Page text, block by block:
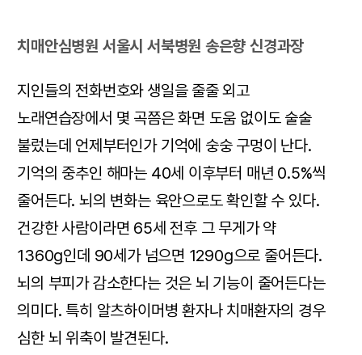
치매안심병원 서울시 서북병원 송은향 신경과장
지인들의 전화번호와 생일을 줄줄 외고
노래연습장에서 몇 곡쯤은 화면 도움 없이도 술술
불렀는데 언제부터인가 기억에 숭숭 구멍이 난다.
기억의 중추인 해마는 40세 이후부터 매년 0.5%씩
줄어든다. 뇌의 변화는 육안으로도 확인할 수 있다.
건강한 사람이라면 65세 전후 그 무게가 약
1360g인데 90세가 넘으면 1290g으로 줄어든다.
뇌의 부피가 감소한다는 것은 뇌 기능이 줄어든다는
의미다. 특히 알츠하이머병 환자나 치매환자의 경우
심한 뇌 위축이 발견된다.